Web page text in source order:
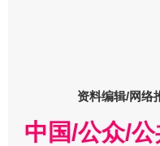
在谋一域中
资料编辑/网络
中国/公众/